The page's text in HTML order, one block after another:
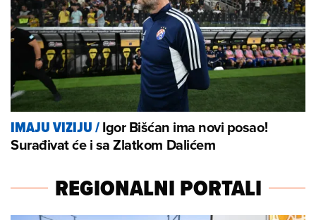
IMAJU VIZIJU/Igor Bišćan ima novi posao!
Surađivat će i sa Zlatkom Dalićem
REGIONALNI PORTALI